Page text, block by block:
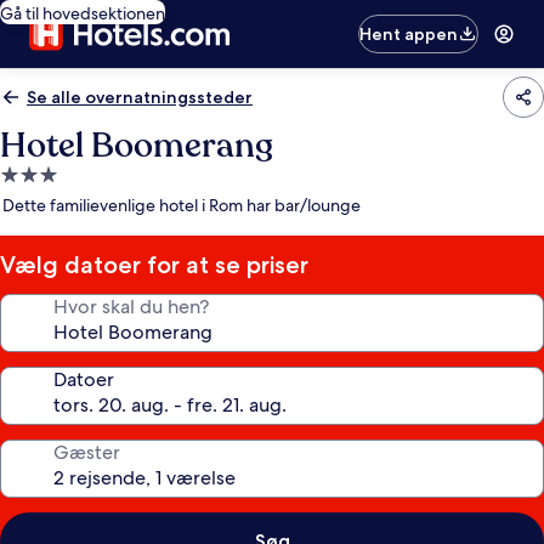
Gå til hovedsektionen
Hent appen
Se alle overnatningssteder
Hotel Boomerang
3.0-
stjernet
Dette familievenlige hotel i Rom har bar/lounge
Vælg datoer for at se priser
Hvor skal du hen?
Datoer
Gæster